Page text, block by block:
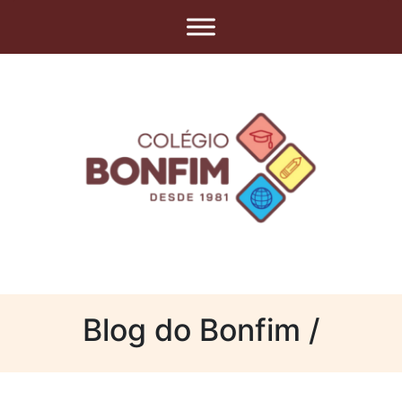
Blog do Bonfim /